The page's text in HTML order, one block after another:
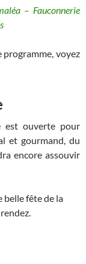
– Fauconnerie
programme, voyez
est ouverte pour
et gourmand, du
encore assouvir
belle fête de la